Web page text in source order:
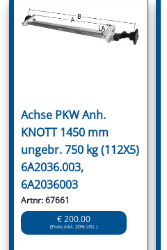
Achse PKW Anh.
KNOTT 1450 mm
ungebr. 750 kg (112X5)
6A2036.003,
6A2036003
Artnr: 67661
€ 200.00
(Preis inkl. 20% USt.)